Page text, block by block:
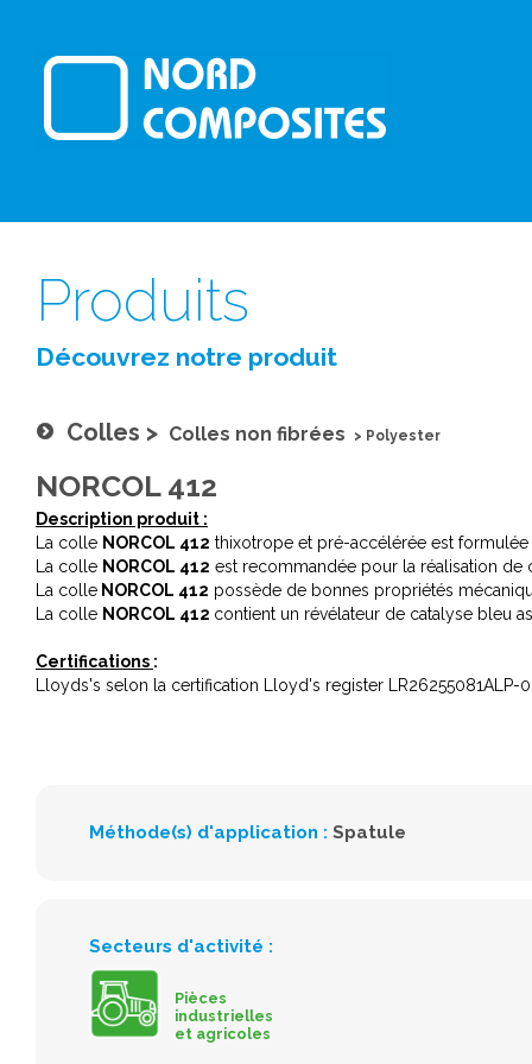
Produits
Découvrez notre produit
Colles > Colles non fibrées > Polyester
NORCOL 412
Description produit :
La colle NORCOL 412 thixotrope et pré-accélérée est
La colle NORCOL 412 est recommandée pour la réalisation de
La colle NORCOL 412 possède de bonnes propriétés
La colle NORCOL 412 contient un révélateur de catalyse bleu
Certifications :
Lloyds's selon la certification Lloyd's register LR26255081ALP-
Méthode(s) d'application : Spatule
Secteurs d'activité :
Pièces
industrielles
et agricoles